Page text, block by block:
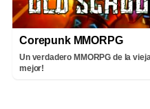
Corepunk MMORPG
Un verdadero MMORPG de la
mejor!